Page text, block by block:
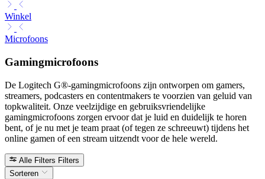
Winkel
Microfoons
Gamingmicrofoons
De Logitech G®-gamingmicrofoons zijn ontworpen om gamers,
streamers, podcasters en contentmakers te voorzien van geluid van
topkwaliteit. Onze veelzijdige en gebruiksvriendelijke
gamingmicrofoons zorgen ervoor dat je luid en duidelijk te horen
bent, of je nu met je team praat (of tegen ze schreeuwt) tijdens het
online gamen of een stream uitzendt voor de hele wereld.
Alle Filters Filters
Sorteren